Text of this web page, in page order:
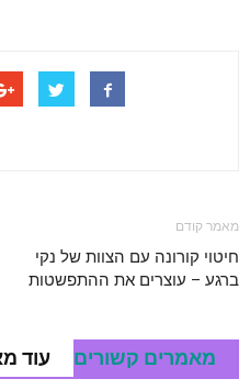
מאמר קודם
חיטוי קורונה עם הצוות של נקי
ברגע – עוצרים את ההתפשטות
מאמרים קשורים עוד